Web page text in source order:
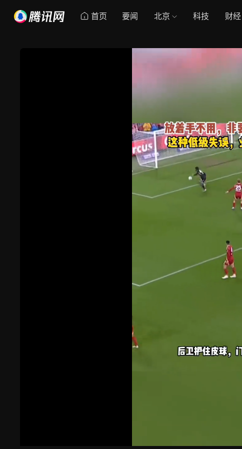
首页 要闻 北京 科技 财经